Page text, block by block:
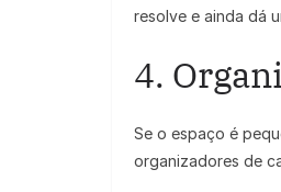
resolve e ainda dá
4.
Se o espaço é
organizadores de